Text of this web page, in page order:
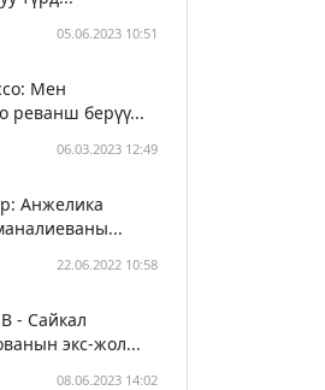
05.06.2023 10:51
Мен
реванш берүү...
06.03.2023 12:49
Анжелика
22.06.2022 10:58
- Сайкал
экс-жол...
08.06.2023 14:02